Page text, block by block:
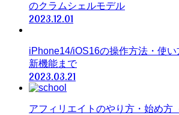
のクラムシェルモデル
2023.12.01
iPhone14/iOS16の操作方法・使
新機能まで
2023.03.21
アフィリエイトのやり方・始め方